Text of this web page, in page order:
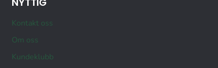
Kontakt oss
Om oss
Kundeklubb